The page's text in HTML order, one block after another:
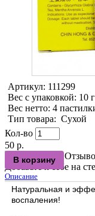
Артикул: 111299
Вес с упаковкой: 10
Вес нетто: 4
Тип товара: Сухой
Кол-во
50 р.
Добавьте к себе на
Описание
Натуральная и
воспаления!